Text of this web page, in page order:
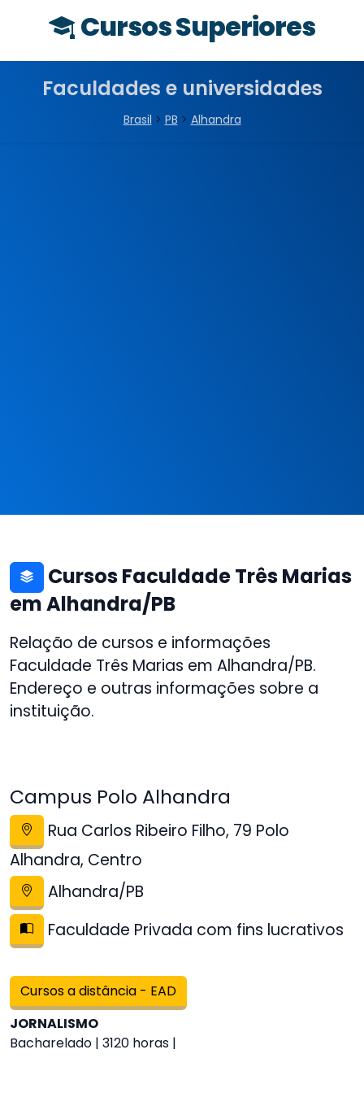
Cursos Superiores
Faculdades e universidades
Brasil > PB > Alhandra
Cursos Faculdade Três Marias
em Alhandra/PB
Relação de cursos e informações
Faculdade Três Marias em Alhandra/PB.
Endereço e outras informações sobre a
instituição.
Campus Polo Alhandra
Rua Carlos Ribeiro Filho, 79 Polo
Alhandra, Centro
Alhandra/PB
Faculdade Privada com fins lucrativos
Cursos a distância - EAD
JORNALISMO
Bacharelado | 3120 horas |